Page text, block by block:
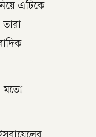
এটিকে
মতো